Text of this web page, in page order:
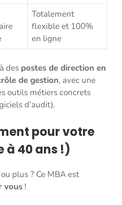
Totalement
flexible et 100%
en ligne
des postes de direction en
de gestion, avec une
outils métiers concrets
d’audit).
pour votre
à 40 ans !)
plus ? Ce MBA est
vous !